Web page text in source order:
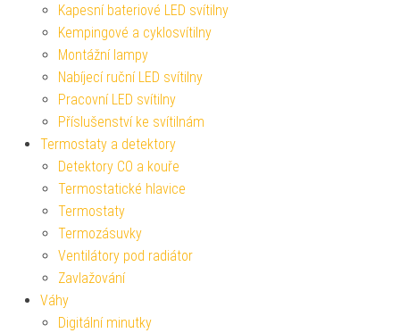
Kapesní bateriové LED svítilny
Kempingové a cyklosvítilny
Montážní lampy
Nabíjecí ruční LED svítilny
Pracovní LED svítilny
Příslušenství ke svítilnám
Termostaty a detektory
Detektory CO a kouře
Termostatické hlavice
Termostaty
Termozásuvky
Ventilátory pod radiátor
Zavlažování
Váhy
Digitální minutky